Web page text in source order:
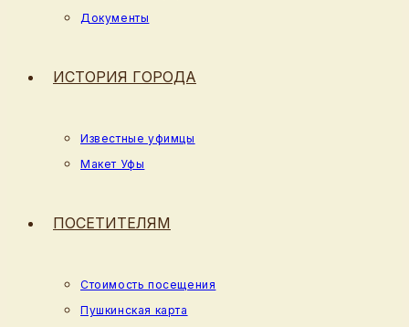
Документы
ИСТОРИЯ ГОРОДА
Известные уфимцы
Макет Уфы
ПОСЕТИТЕЛЯМ
Стоимость посещения
Пушкинская карта